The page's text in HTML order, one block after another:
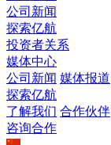
公司新闻
探索亿航
投资者关系
媒体中心
公司新闻 媒体报道
探索亿航
了解我们 合作伙伴
咨询合作